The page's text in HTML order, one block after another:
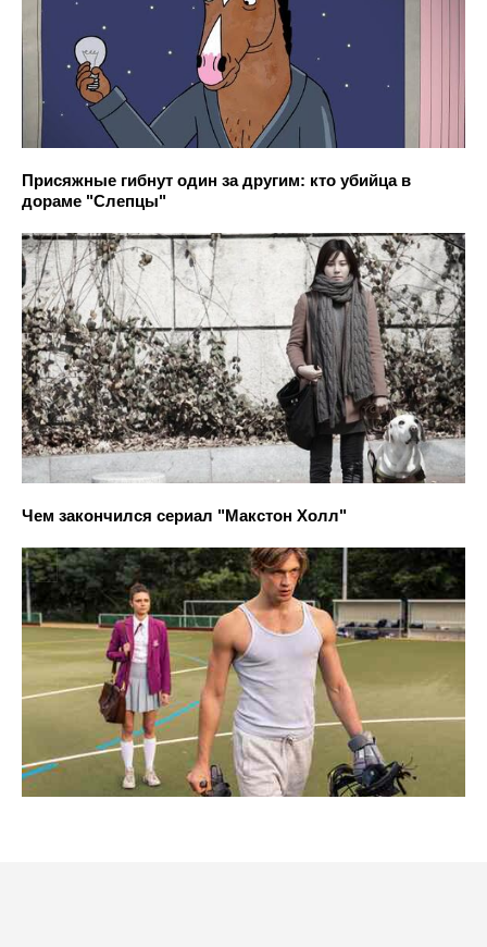
Присяжные гибнут один за другим: кто убийца в
дораме "Слепцы"
Чем закончился сериал "Макстон Холл"